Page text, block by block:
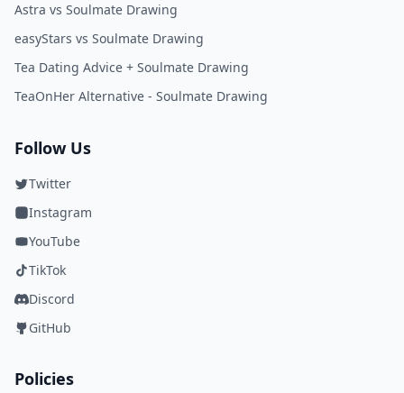
Astra vs Soulmate Drawing
easyStars vs Soulmate Drawing
Tea Dating Advice + Soulmate Drawing
TeaOnHer Alternative - Soulmate Drawing
Follow Us
Twitter
Instagram
YouTube
TikTok
Discord
GitHub
Policies